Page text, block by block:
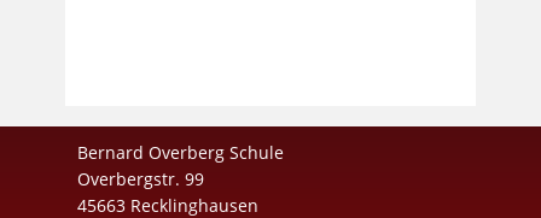
Bernard Overberg Schule
Overbergstr. 99
45663 Recklinghausen